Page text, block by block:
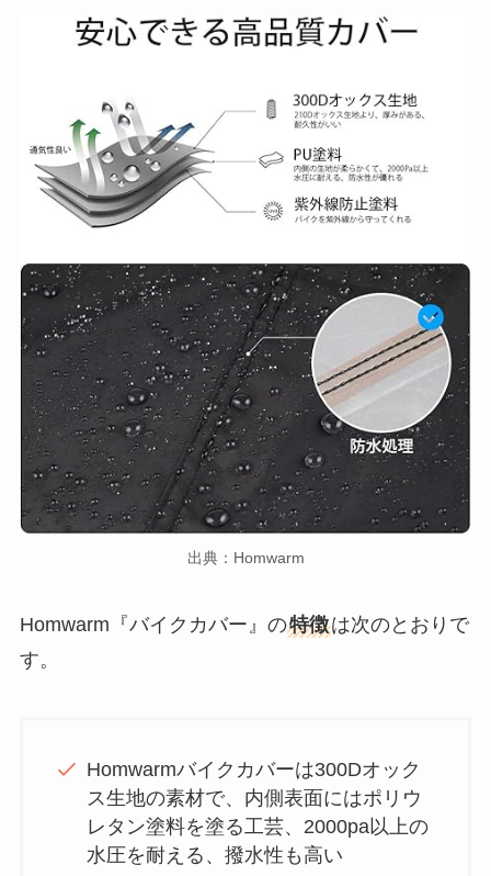
出典：Homwarm
Homwarm『バイクカバー』の特徴は次のとおりで
す。
Homwarmバイクカバーは300Dオック
ス生地の素材で、内側表面にはポリウ
レタン塗料を塗る工芸、2000pa以上の
水圧を耐える、撥水性も高い